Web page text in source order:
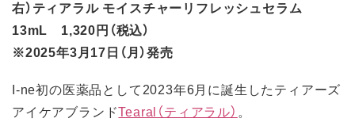
右）ティアラル モイスチャーリフレッシュセラム
13mL 1,320円（税込）
※2025年3月17日（月）発売
I-ne初の医薬品として2023年6月に誕生したティアーズ
アイケアブランドTearal（ティアラル） 。